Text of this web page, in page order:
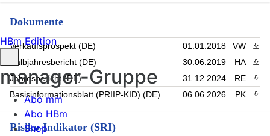
Dokumente
Verkaufsprospekt (DE) 01.01.2018 VW
Halbjahresbericht (DE)
30.06.2019 HA
Jahresbericht (DE)
31.12.2024 RE
Basisinformationsblatt (PRIIP-KID) (DE)
06.06.2026 PK
Risiko-Indikator (SRI)
HBm Edition
manager-Gruppe
Abo mm
Abo HBm
Shop